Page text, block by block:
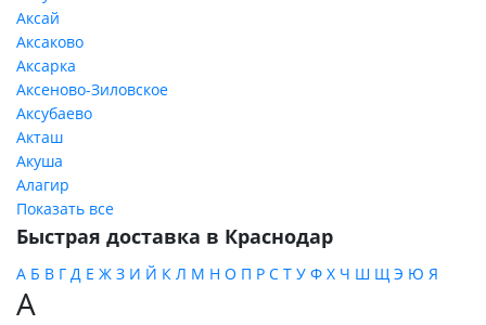
Аксай
Аксаково
Аксарка
Аксеново-Зиловское
Аксубаево
Акташ
Акуша
Алагир
Показать все
Быстрая доставка в Краснодар
А Б В Г Д Е Ж З И Й К Л М Н О П Р С Т У Ф Х Ч Ш Щ Э Ю Я
А